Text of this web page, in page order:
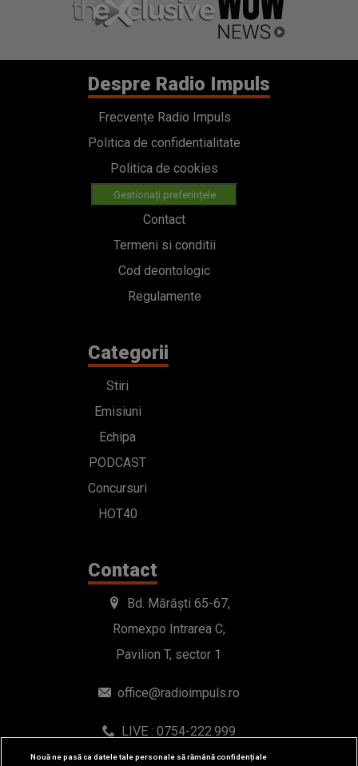
Despre Radio Impuls
Frecvențe Radio Impuls
Politica de confidentialitate
Politica de cookies
Gestionați preferințele
Contact
Termeni si conditii
Cod deontologic
Regulamente
Categorii
Stiri
Emisiuni
Echipa
PODCAST
Concursuri
HOT40
Contact
Bd. Mărăști 65-67,
Romexpo Intrarea C,
Pavilion T, sector 1
office@radioimpuls.ro
LIVE : 0754-222.999
WhatsApp: 0754-222.999
Nouă ne pasă ca datele tale personale să rămână confidențiale